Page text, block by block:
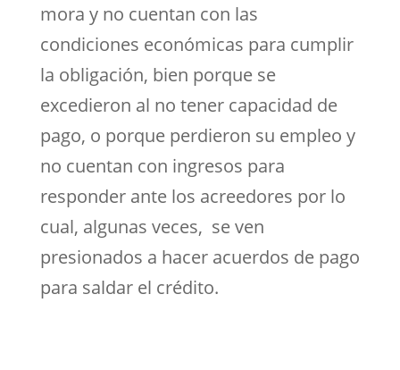
mora y no cuentan con las
condiciones económicas para cumplir
la obligación, bien porque se
excedieron al no tener capacidad de
pago, o porque perdieron su empleo y
no cuentan con ingresos para
responder ante los acreedores por lo
cual, algunas veces, se ven
presionados a hacer acuerdos de pago
para saldar el crédito.